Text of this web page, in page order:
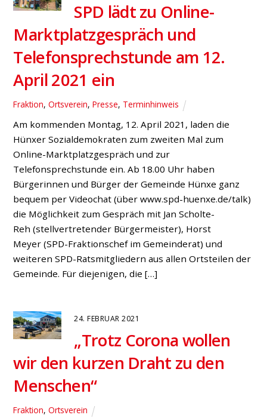
SPD lädt zu Online-
Marktplatzgespräch und
Telefonsprechstunde am 12.
April 2021 ein
Fraktion,Ortsverein,Presse, Terminhinweis
Am kommenden Montag, 12. April 2021, laden die
Hünxer Sozialdemokraten zum zweiten Mal zum
Online-Marktplatzgespräch und zur
Telefonsprechstunde ein. Ab 18.00 Uhr haben
Bürgerinnen und Bürger der Gemeinde Hünxe ganz
bequem per Videochat (über www.spd-huenxe.de/talk)
die Möglichkeit zum Gespräch mit Jan Scholte-
Reh (stellvertretender Bürgermeister), Horst
Meyer (SPD-Fraktionschef im Gemeinderat) und
weiteren SPD-Ratsmitgliedern aus allen Ortsteilen der
Gemeinde. Für diejenigen, die […]
24. FEBRUAR 2021
„Trotz Corona wollen
wir den kurzen Draht zu den
Menschen“
Fraktion,Ortsverein